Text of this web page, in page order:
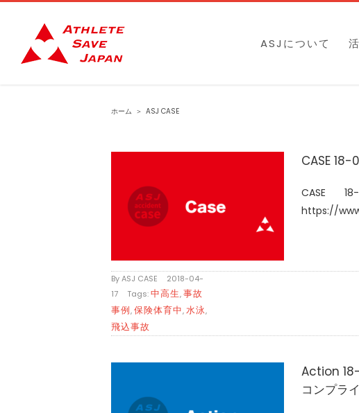
content
ASJについて
ホーム ＞ ASJ CASE
CASE 18-
CASE
https://
ByASJ CASE
2018-04-
17
Tags:中高生,事故
事例,保険体育中,水泳,
飛込事故
Action
コンプラ